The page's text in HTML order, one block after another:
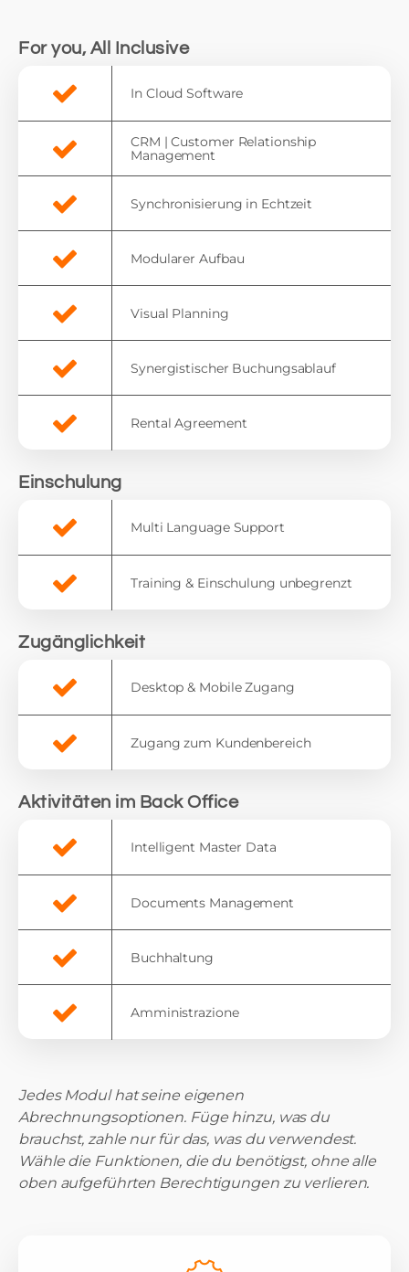
For you, All Inclusive
In Cloud Software
CRM | Customer Relationship
Management
Synchronisierung in Echtzeit
Modularer Aufbau
Visual Planning
Synergistischer Buchungsablauf
Rental Agreement
Einschulung
Multi Language Support
Training & Einschulung unbegrenzt
Zugänglichkeit
Desktop & Mobile Zugang
Zugang zum Kundenbereich
Aktivitäten im Back Office
Intelligent Master Data
Documents Management
Buchhaltung
Amministrazione
Jedes Modul hat seine eigenen
Abrechnungsoptionen. Füge hinzu, was du
brauchst, zahle nur für das, was du verwendest.
Wähle die Funktionen, die du benötigst, ohne alle
oben aufgeführten Berechtigungen zu verlieren.